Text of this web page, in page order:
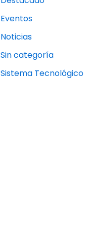
Eventos
Noticias
Sin categoría
Sistema Tecnológico